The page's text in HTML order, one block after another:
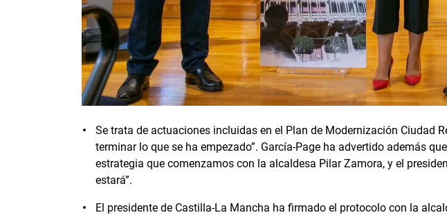
Se trata de actuaciones incluidas en el Plan de Modernización Ciudad
terminar lo que se ha empezado”. García-Page ha advertido además
estrategia que comenzamos con la alcaldesa Pilar Zamora, y el
estará”.
El presidente de Castilla-La Mancha ha firmado el protocolo con la